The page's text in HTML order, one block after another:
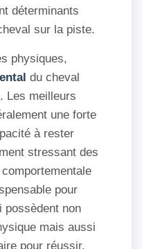
déterminants
sur la piste.
physiques,
du cheval
Les meilleurs
une forte
à rester
stressant des
pour
possèdent non
mais aussi
pour réussir.